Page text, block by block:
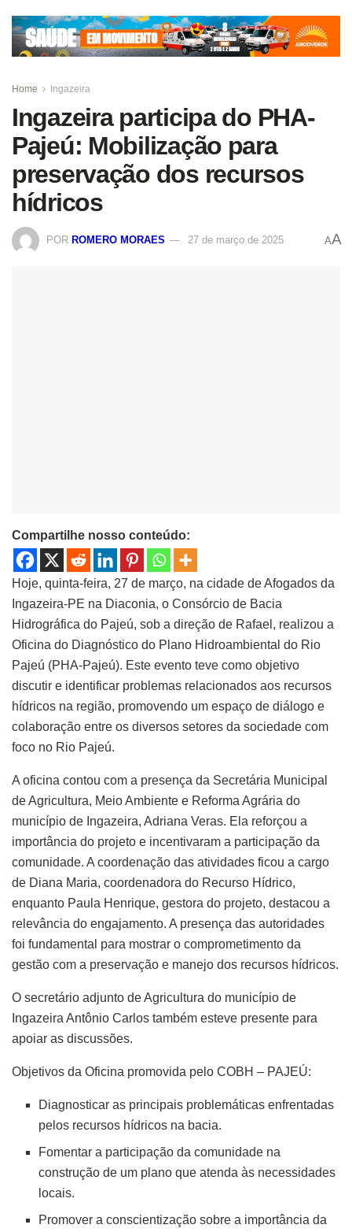
Home Ingazeira
Ingazeira participa do PHA-
Pajeú: Mobilização para
preservação dos recursos
hídricos
POR ROMERO MORAES 27 de março de 2025 AA
Compartilhe nosso conteúdo:
Hoje, quinta-feira, 27 de março, na cidade de Afogados da
Ingazeira-PE na Diaconia, o Consórcio de Bacia
Hidrográfica do Pajeú, sob a direção de Rafael, realizou a
Oficina do Diagnóstico do Plano Hidroambiental do Rio
Pajeú (PHA-Pajeú). Este evento teve como objetivo
discutir e identificar problemas relacionados aos recursos
hídricos na região, promovendo um espaço de diálogo e
colaboração entre os diversos setores da sociedade com
foco no Rio Pajeú.
A oficina contou com a presença da Secretária Municipal
de Agricultura, Meio Ambiente e Reforma Agrária do
município de Ingazeira, Adriana Veras. Ela reforçou a
importância do projeto e incentivaram a participação da
comunidade. A coordenação das atividades ficou a cargo
de Diana Maria, coordenadora do Recurso Hídrico,
enquanto Paula Henrique, gestora do projeto, destacou a
relevância do engajamento. A presença das autoridades
foi fundamental para mostrar o comprometimento da
gestão com a preservação e manejo dos recursos hídricos.
O secretário adjunto de Agricultura do município de
Ingazeira Antônio Carlos também esteve presente para
apoiar as discussões.
Objetivos da Oficina promovida pelo COBH – PAJEÚ:
Diagnosticar as principais problemáticas enfrentadas
pelos recursos hídricos na bacia.
Fomentar a participação da comunidade na
construção de um plano que atenda às necessidades
locais.
Promover a conscientização sobre a importância da